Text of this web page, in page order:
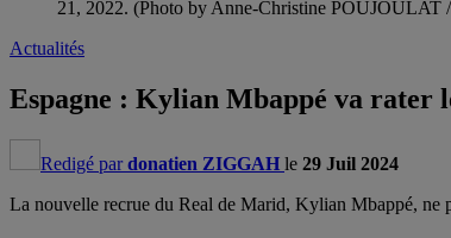
21, 2022. (Photo by Anne-Christine POUJOULAT
Actualités
Espagne : Kylian Mbappé va rater
Redigé par donatien ZIGGAH le 29 Juil 2024
La nouvelle recrue du Real de Marid, Kylian Mbappé, ne